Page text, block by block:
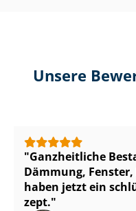
Unsere
Ganzheitliche
Dämmung,
haben jetzt ein
zept.